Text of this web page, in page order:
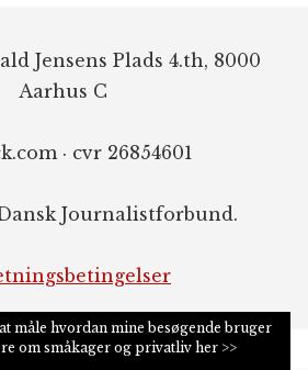
Jensens Plads 4.th, 8000
Aarhus C
· cvr 26854601
Journalistforbund.
måle hvordan mine besøgende bruger
om småkager og privatliv her >>